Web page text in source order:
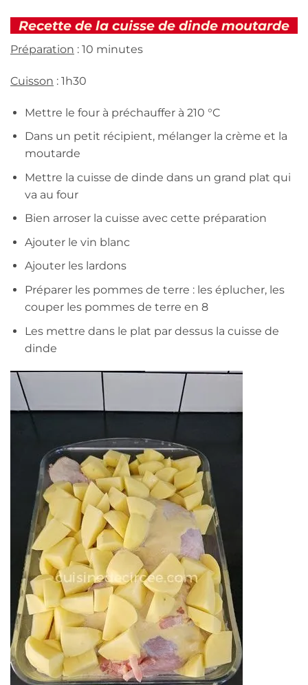
Recette de la cuisse de dinde moutarde
Préparation : 10 minutes
Cuisson : 1h30
Mettre le four à préchauffer à 210 °C
Dans un petit récipient, mélanger la crème et la
moutarde
Mettre la cuisse de dinde dans un grand plat qui
va au four
Bien arroser la cuisse avec cette préparation
Ajouter le vin blanc
Ajouter les lardons
Préparer les pommes de terre : les éplucher, les
couper les pommes de terre en 8
Les mettre dans le plat par dessus la cuisse de
dinde